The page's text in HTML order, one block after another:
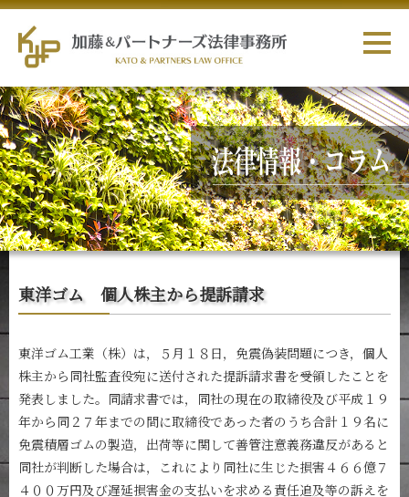
東洋ゴム 個人株主から提訴請求
東洋ゴム工業（株）は，５月１８日，免震偽装問題につき，個人
株主から同社監査役宛に送付された提訴請求書を受領したことを
発表しました。同請求書では，同社の現在の取締役及び平成１９
年から同２７年までの間に取締役であった者のうち合計１９名に
免震積層ゴムの製造，出荷等に関して善管注意義務違反があると
同社が判断した場合は，これにより同社に生じた損害４６６億７
４００万円及び遅延損害金の支払いを求める責任追及等の訴えを